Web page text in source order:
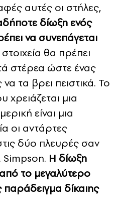
αυτές οι στήλες,
δίωξη ενός
να συνεπάγεται
θα πρέπει
στέρεα ώστε ένας
τα βρει πειστικά. Το
χρειάζεται μια
είναι μια
οι αντάρτες
δύο πλευρές σαν
Simpson. Η δίωξη
το μεγαλύτερο
δίκαιης